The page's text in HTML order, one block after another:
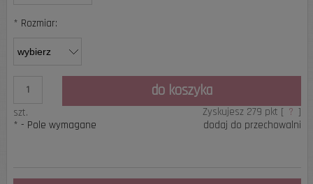
* Rozmiar:
szt.
do koszyka
Zyskujesz 279 pkt [ ? ]
dodaj do przechowalni
* - Pole wymagane